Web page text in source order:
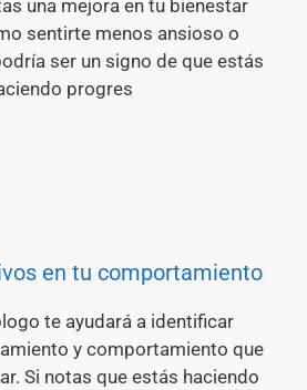
una mejora en tu bienestar
sentirte menos ansioso o
ser un signo de que estás
progres
en tu comportamiento
te ayudará a identificar
y comportamiento que
Si notas que estás haciendo